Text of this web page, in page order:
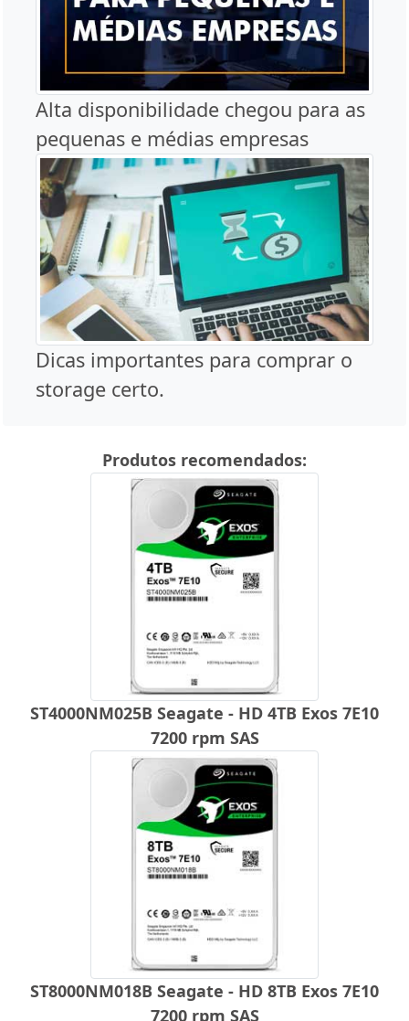
Alta disponibilidade chegou para as
pequenas e médias empresas
Dicas importantes para comprar o
storage certo.
Produtos recomendados:
ST4000NM025B Seagate - HD 4TB Exos 7E10
7200 rpm SAS
ST8000NM018B Seagate - HD 8TB Exos 7E10
7200 rpm SAS